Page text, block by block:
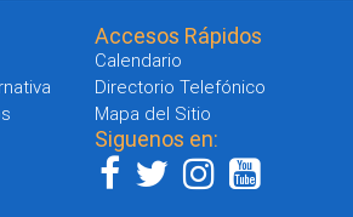
Accesos Rápidos
Calendario
Directorio Telefónico
Mapa del Sitio
Siguenos en: